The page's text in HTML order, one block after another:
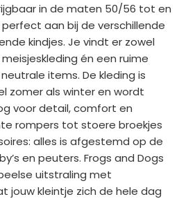
in de maten 50/56 tot en
aan bij de verschillende
kindjes. Je vindt er zowel
én een ruime
items. De kleding is
zomer als winter en wordt
voor detail, comfort en
rompers tot stoere broekjes
alles is afgestemd op de
en peuters. Frogs and Dogs
uitstraling met
jouw kleintje zich de hele dag